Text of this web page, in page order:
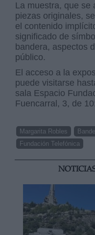
La muestra, que se
piezas originales,
el contenido
significado de
bandera, aspectos
público.
El acceso a la
puede visitarse
sala Espacio
Fuencarral, 3, de
Margarita Robles
Fundación Telefónica